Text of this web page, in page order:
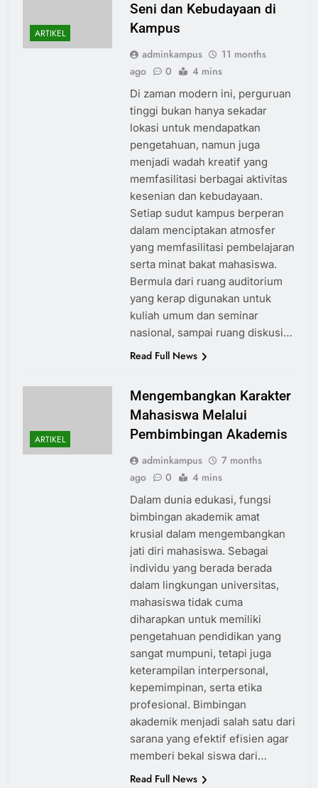
ARTIKEL
Seni dan Kebudayaan di
Kampus
adminkampus
11 months
ago
0 4 mins
Di zaman modern ini, perguruan
tinggi bukan hanya sekadar
lokasi untuk mendapatkan
pengetahuan, namun juga
menjadi wadah kreatif yang
memfasilitasi berbagai aktivitas
kesenian dan kebudayaan.
Setiap sudut kampus berperan
dalam menciptakan atmosfer
yang memfasilitasi pembelajaran
serta minat bakat mahasiswa.
Bermula dari ruang auditorium
yang kerap digunakan untuk
kuliah umum dan seminar
nasional, sampai ruang diskusi…
Read Full News
ARTIKEL
Mengembangkan Karakter
Mahasiswa Melalui
Pembimbingan Akademis
adminkampus
7 months
ago
0 4 mins
Dalam dunia edukasi, fungsi
bimbingan akademik amat
krusial dalam mengembangkan
jati diri mahasiswa. Sebagai
individu yang berada berada
dalam lingkungan universitas,
mahasiswa tidak cuma
diharapkan untuk memiliki
pengetahuan pendidikan yang
sangat mumpuni, tetapi juga
keterampilan interpersonal,
kepemimpinan, serta etika
profesional. Bimbingan
akademik menjadi salah satu dari
sarana yang efektif efisien agar
memberi bekal siswa dari…
Read Full News